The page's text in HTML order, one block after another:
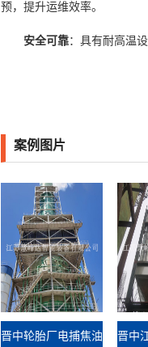
预，提升运维效率。
安全可靠：具有耐高温
案例图片
晋中轮胎厂电捕焦油 晋中